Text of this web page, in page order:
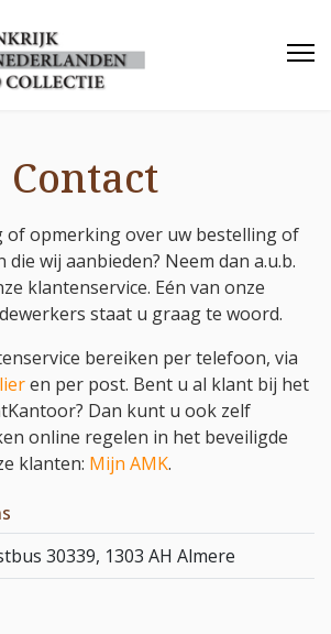
Contact
of opmerking over uw bestelling of
wij aanbieden? Neem dan a.u.b.
klantenservice. Eén van onze
staat u graag te woord.
bereiken per telefoon, via
en per post. Bent u al klant bij het
Dan kunt u ook zelf
online regelen in het beveiligde
klanten: Mijn AMK.
30339, 1303 AH Almere